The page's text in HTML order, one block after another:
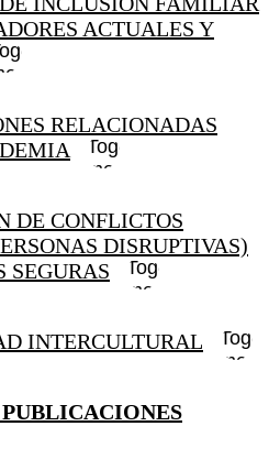
ACTUALES Y
RELACIONADAS
Toggle
menu
DE CONFLICTOS
DISRUPTIVAS)
SEGURAS
Toggle
menu
INTERCULTURAL
Toggle
menu